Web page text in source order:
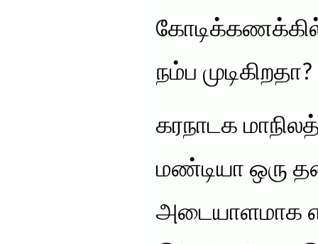
நம்ப முடிகிறதா?
கரநாடக
மண்டியா ஒரு
அடையாளமாக